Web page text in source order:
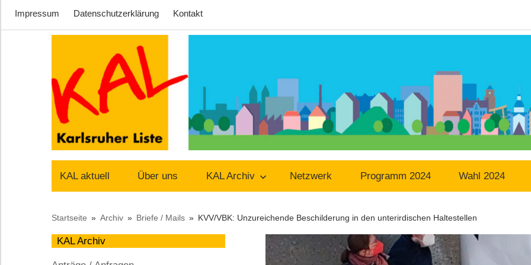
Impressum Datenschutzerklärung Kontakt
Zum
springen
Karlsruher
Liste
–
auf
KAL aktuell Über uns KAL Archiv Netzwerk Programm 2024 Wahl 2024
Startseite Archiv Briefe / Mails KVV/VBK: Unzureichende Beschilderung in den unterirdischen Haltestellen
KAL Archiv